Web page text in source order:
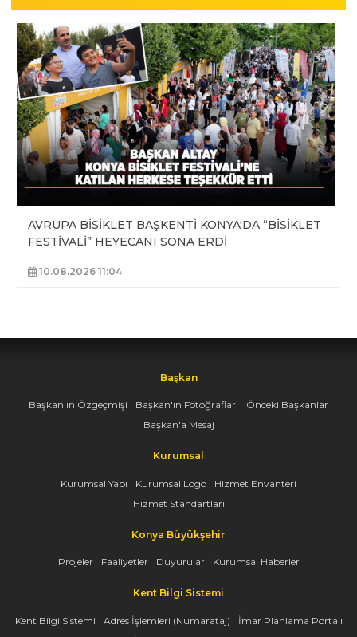
AVRUPA BİSİKLET BAŞKENTİ KONYA'DA “BİSİKLET
FESTİVALİ” HEYECANI SONA ERDİ
10.08.2026 11:04
Başkan
Başkan'ın Özgeçmişi Başkan'ın Fotoğrafları
Önceki Başkanlar
Başkan'a Mesaj
Kurumsal
Kurumsal Yapı Kurumsal Logo
Hizmet Envanteri
Hizmet Standartları
Konya Büyükşehir
Projeler Faaliyetler Duyurular Kurumsal Haberler
Kent Bilgi Sistemi
Kent Bilgi Sistemi Adres İşlemleri (Numarataj)
İmar Planlama Portalı